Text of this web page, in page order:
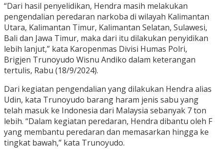
“Dari hasil penyelidikan, Hendra masih melakukan
pengendalian peredaran narkoba di wilayah Kalimantan
Utara, Kalimantan Timur, Kalimantan Selatan, Sulawesi,
Bali dan Jawa Timur, maka dari itu dilakukan penyidikan
lebih lanjut,” kata Karopenmas Divisi Humas Polri,
Brigjen Trunoyudo Wisnu Andiko dalam keterangan
tertulis, Rabu (18/9/2024).
Dari kegiatan pengendalian yang dilakukan Hendra alias
Udin, kata Trunoyudo barang haram jenis sabu yang
telah masuk ke Indonesia dari Malaysia sebanyak 7 ton
lebih. “Dalam kegiatan peredaran, Hendra dibantu oleh F
yang membantu peredaran dan memasarkan hingga ke
tingkat bawah,” kata Trunoyudo.